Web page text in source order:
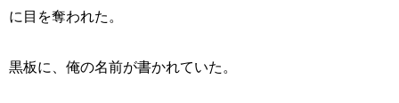
に目を奪われた。
黒板に、俺の名前が書かれていた。